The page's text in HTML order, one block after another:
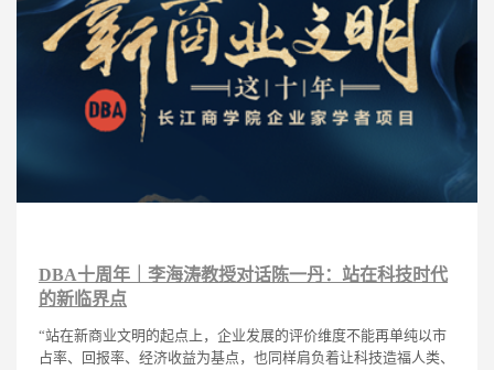
DBA十周年｜李海涛教授对话陈一丹：站在科技时代
的新临界点
“站在新商业文明的起点上，企业发展的评价维度不能再单纯以市
占率、回报率、经济收益为基点，也同样肩负着让科技造福人类、